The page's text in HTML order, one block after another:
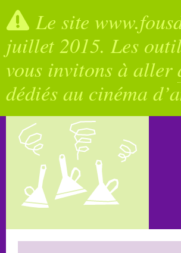
Le site
juillet 2015. Les
vous invitons à aller
dédiés au cinéma